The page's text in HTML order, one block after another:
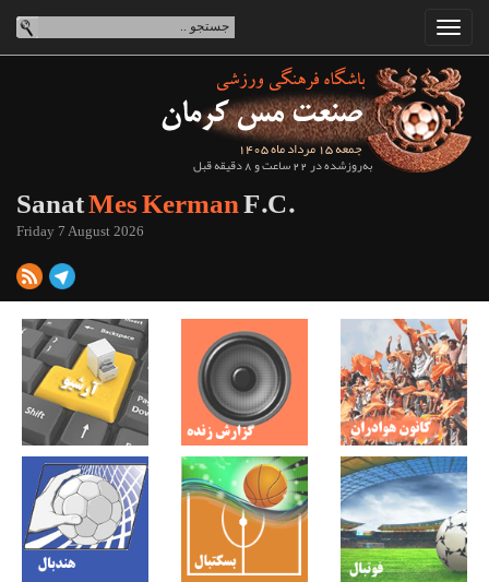
جمعه 15 مرداد ماه 1405
به‌روزشده در 22 ساعت و 8 دقیقه قبل
SanatMes KermanF.C.
Friday 7 August 2026